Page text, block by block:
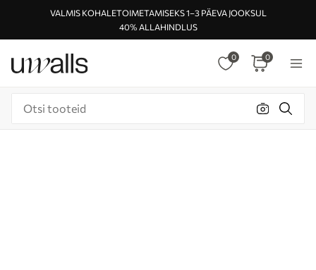
VALMIS KOHALETOIMETAMISEKS 1–3 PÄEVA JOOKSUL
40% ALLAHINDLUS
0 0